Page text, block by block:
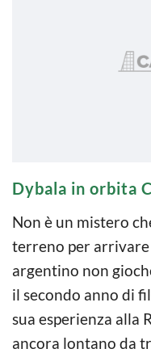
Dybala in orbita
Non è un mistero
terreno per arrivare
argentino non
il secondo anno di
sua esperienza alla
ancora lontano da